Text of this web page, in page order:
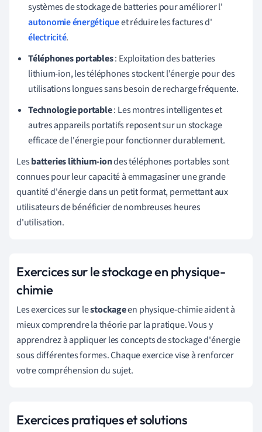
systèmes de stockage de batteries pour améliorer l'
autonomie énergétiqueet réduire les factures d'
électricité.
Téléphones portables: Exploitation des batteries
lithium-ion, les téléphones stockent l'énergie pour des
utilisations longues sans besoin de recharge fréquente.
Technologie portable: Les montres intelligentes et
autres appareils portatifs reposent sur un stockage
efficace de l'énergie pour fonctionner durablement.
Lesbatteries lithium-iondes téléphones portables sont
connues pour leur capacité à emmagasiner une grande
quantité d'énergie dans un petit format, permettant aux
utilisateurs de bénéficier de nombreuses heures
d'utilisation.
Exercices sur le stockage en physique-
chimie
Les exercices sur lestockageen physique-chimie aident à
mieux comprendre la théorie par la pratique. Vous y
apprendrez à appliquer les concepts de stockage d'énergie
sous différentes formes. Chaque exercice vise à renforcer
votre compréhension du sujet.
Exercices pratiques et solutions